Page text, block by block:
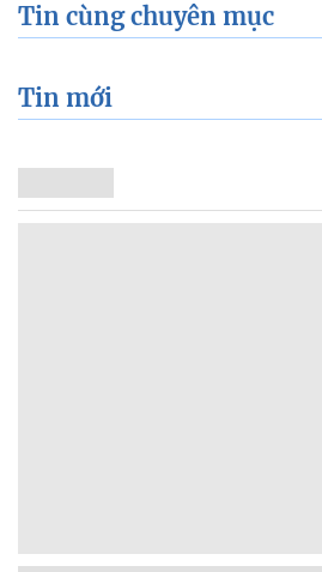
Tin cùng chuyên mục
Tin mới